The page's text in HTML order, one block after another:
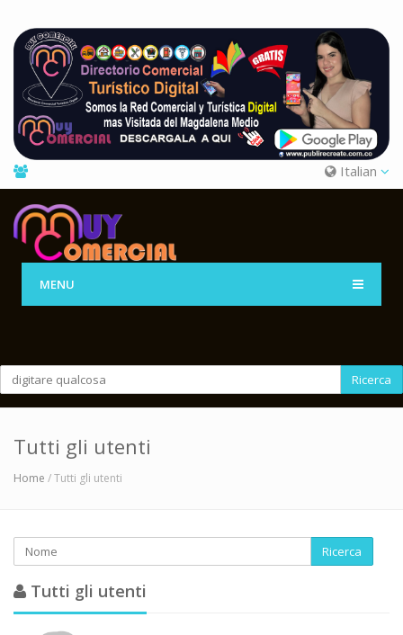
Italian
MENU
Ricerca
Tutti gli utenti
Home / Tutti gli utenti
Ricerca
Tutti gli utenti